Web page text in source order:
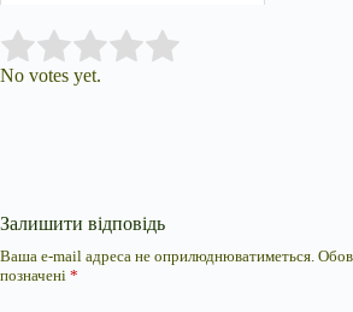
Rate this item:
No votes yet.
Залишити відповідь
Ваша e-mail адреса не оприлюднюватиметься.
позначені *